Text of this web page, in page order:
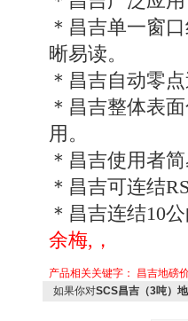
＊昌吉单一窗
晰易读。
＊昌吉自动零
＊昌吉整体表
用。
＊昌吉使用者
＊昌吉可连结
＊昌吉连结10
余梅,，
产品相关关键字： 昌吉地磅
如果你对SCS昌吉（3吨）